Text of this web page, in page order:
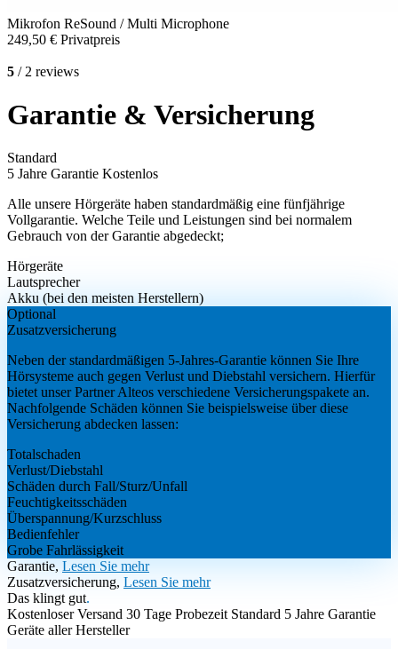
Mikrofon ReSound / Multi Microphone
249,50 € Privatpreis
5 / 2 reviews
Garantie & Versicherung
Standard
5 Jahre Garantie Kostenlos
Alle unsere Hörgeräte haben standardmäßig eine fünfjährige
Vollgarantie. Welche Teile und Leistungen sind bei normalem
Gebrauch von der Garantie abgedeckt;
Hörgeräte
Lautsprecher
Akku (bei den meisten Herstellern)
Optional
Zusatzversicherung
Neben der standardmäßigen 5-Jahres-Garantie können Sie Ihre
Hörsysteme auch gegen Verlust und Diebstahl versichern. Hierfür
bietet unser Partner Alteos verschiedene Versicherungspakete an.
Nachfolgende Schäden können Sie beispielsweise über diese
Versicherung abdecken lassen:
Totalschaden
Verlust/Diebstahl
Schäden durch Fall/Sturz/Unfall
Feuchtigkeitsschäden
Überspannung/Kurzschluss
Bedienfehler
Grobe Fahrlässigkeit
Garantie, Lesen Sie mehr
Zusatzversicherung, Lesen Sie mehr
Das klingt gut.
Kostenloser Versand 30 Tage Probezeit Standard 5 Jahre Garantie
Geräte aller Hersteller